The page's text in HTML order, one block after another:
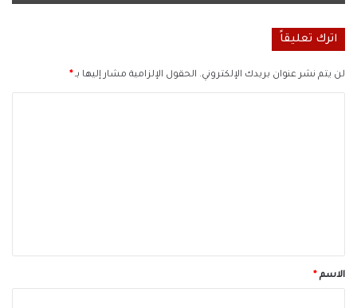
اترك تعليقاً
لن يتم نشر عنوان بريدك الإلكتروني. الحقول الإلزامية مشار إليها بـ*
*الاسم*